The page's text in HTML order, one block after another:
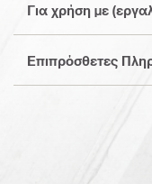
Για χρήση με
Επιπρόσθετες